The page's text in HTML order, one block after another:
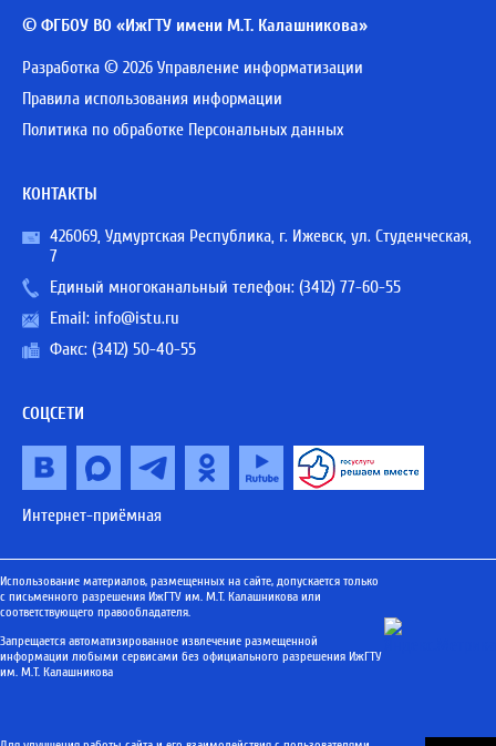
© ФГБОУ ВО «ИжГТУ имени М.Т. Калашникова»
Разработка © 2026 Управление информатизации
Правила использования информации
Политика по обработке Персональных данных
КОНТАКТЫ
426069, Удмуртская Республика, г. Ижевск, ул. Студенческая,
7
Единый многоканальный телефон: (3412) 77-60-55
Email: info@istu.ru
Факс: (3412) 50-40-55
СОЦСЕТИ
Интернет-приёмная
Использование материалов, размещенных на сайте, допускается только
с письменного разрешения ИжГТУ им. М.Т. Калашникова или
соответствующего правообладателя.
Запрещается автоматизированное извлечение размещенной
информации любыми сервисами без официального разрешения ИжГТУ
им. М.Т. Калашникова